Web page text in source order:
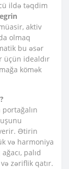
ildə təqdim
aktiv
olmaq
bu əsər
üçün idealdır
kömək
Ətirin
və harmoniya
palıd
zəriflik qatır.